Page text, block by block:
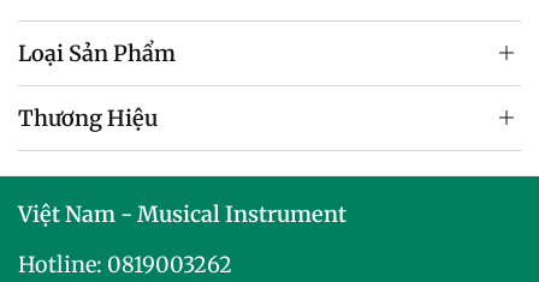
Loại Sản Phẩm
Thương Hiệu
Việt Nam - Musical Instrument
Hotline: 0819003262